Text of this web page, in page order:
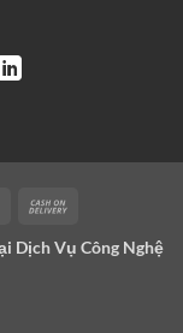
MasterCard
Delivery
Dịch Vụ Công Nghệ